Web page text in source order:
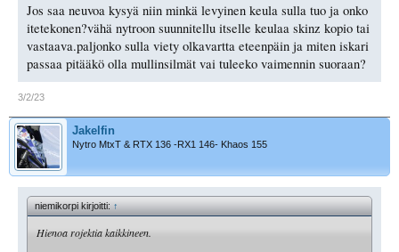
Jos saa neuvoa kysyä niin minkä levyinen keula sulla tuo ja onko
itetekonen?vähä nytroon suunnitellu itselle keulaa skinz kopio tai
vastaava.paljonko sulla viety olkavartta eteenpäin ja miten iskari
passaa pitääkö olla mullinsilmät vai tuleeko vaimennin suoraan?
3/2/23
Jakelfin
Nytro MtxT & RTX 136 -RX1 146- Khaos 155
niemikorpi kirjoitti:↑
Hienoa rojektia kaikkineen.